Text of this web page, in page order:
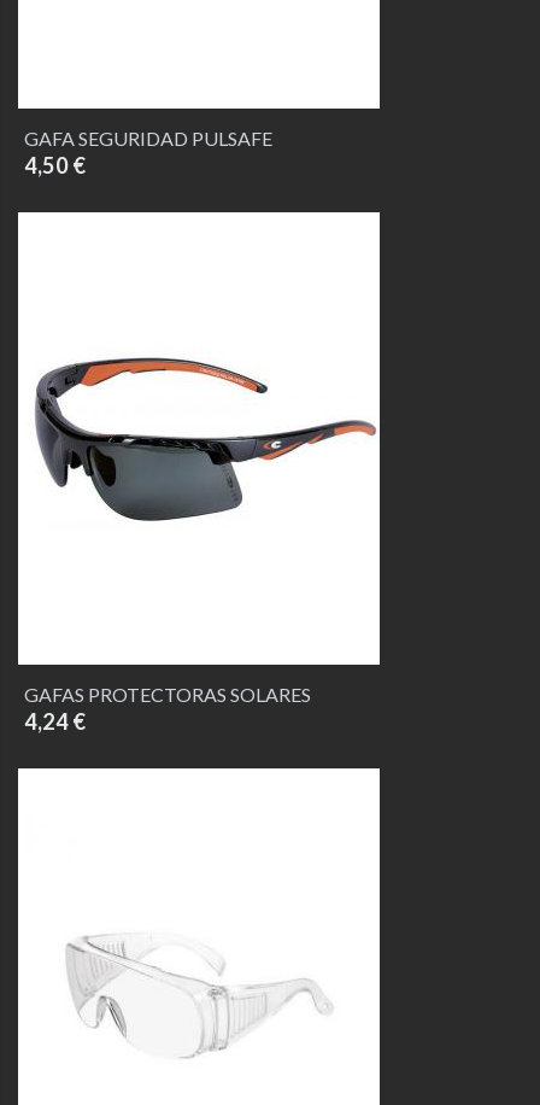
GAFA SEGURIDAD PULSAFE
4,50 €
GAFAS PROTECTORAS SOLARES
4,24 €